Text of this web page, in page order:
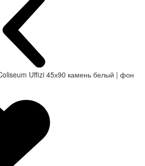
Uffizi 45х90 камень белый | фон